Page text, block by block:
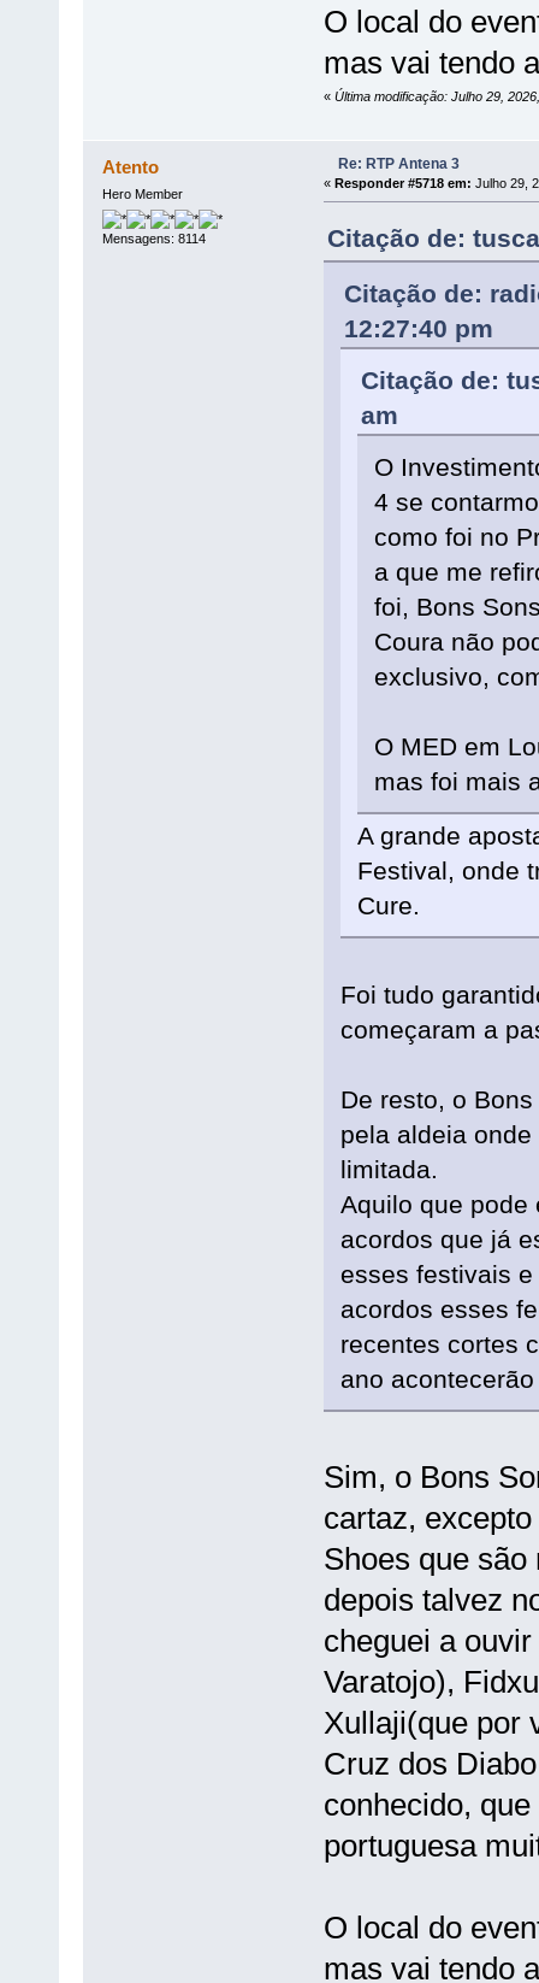
O local do
mas vai tendo
« Última modificação: Julho 29,
Atento
Hero Member
Mensagens: 8114
Re: RTP Antena 3
« Responder #5718 em: Julho 29,
Citação de:
Citação de:
12:27:40 pm
Citação de:
am
O
4 se
como foi no
a que me
foi, Bons
Coura não
exclusivo,
O MED em
mas foi mais
A grande
Festival, onde
Cure.
Foi tudo
começaram a
De resto, o
pela aldeia
limitada.
Aquilo que pode
acordos que já
esses festivais
acordos esses
recentes cortes
ano
Sim, o Bons
cartaz,
Shoes que
depois talvez
cheguei a
Varatojo),
Xullaji(que por
Cruz dos
conhecido,
portuguesa
O local do
mas vai tendo